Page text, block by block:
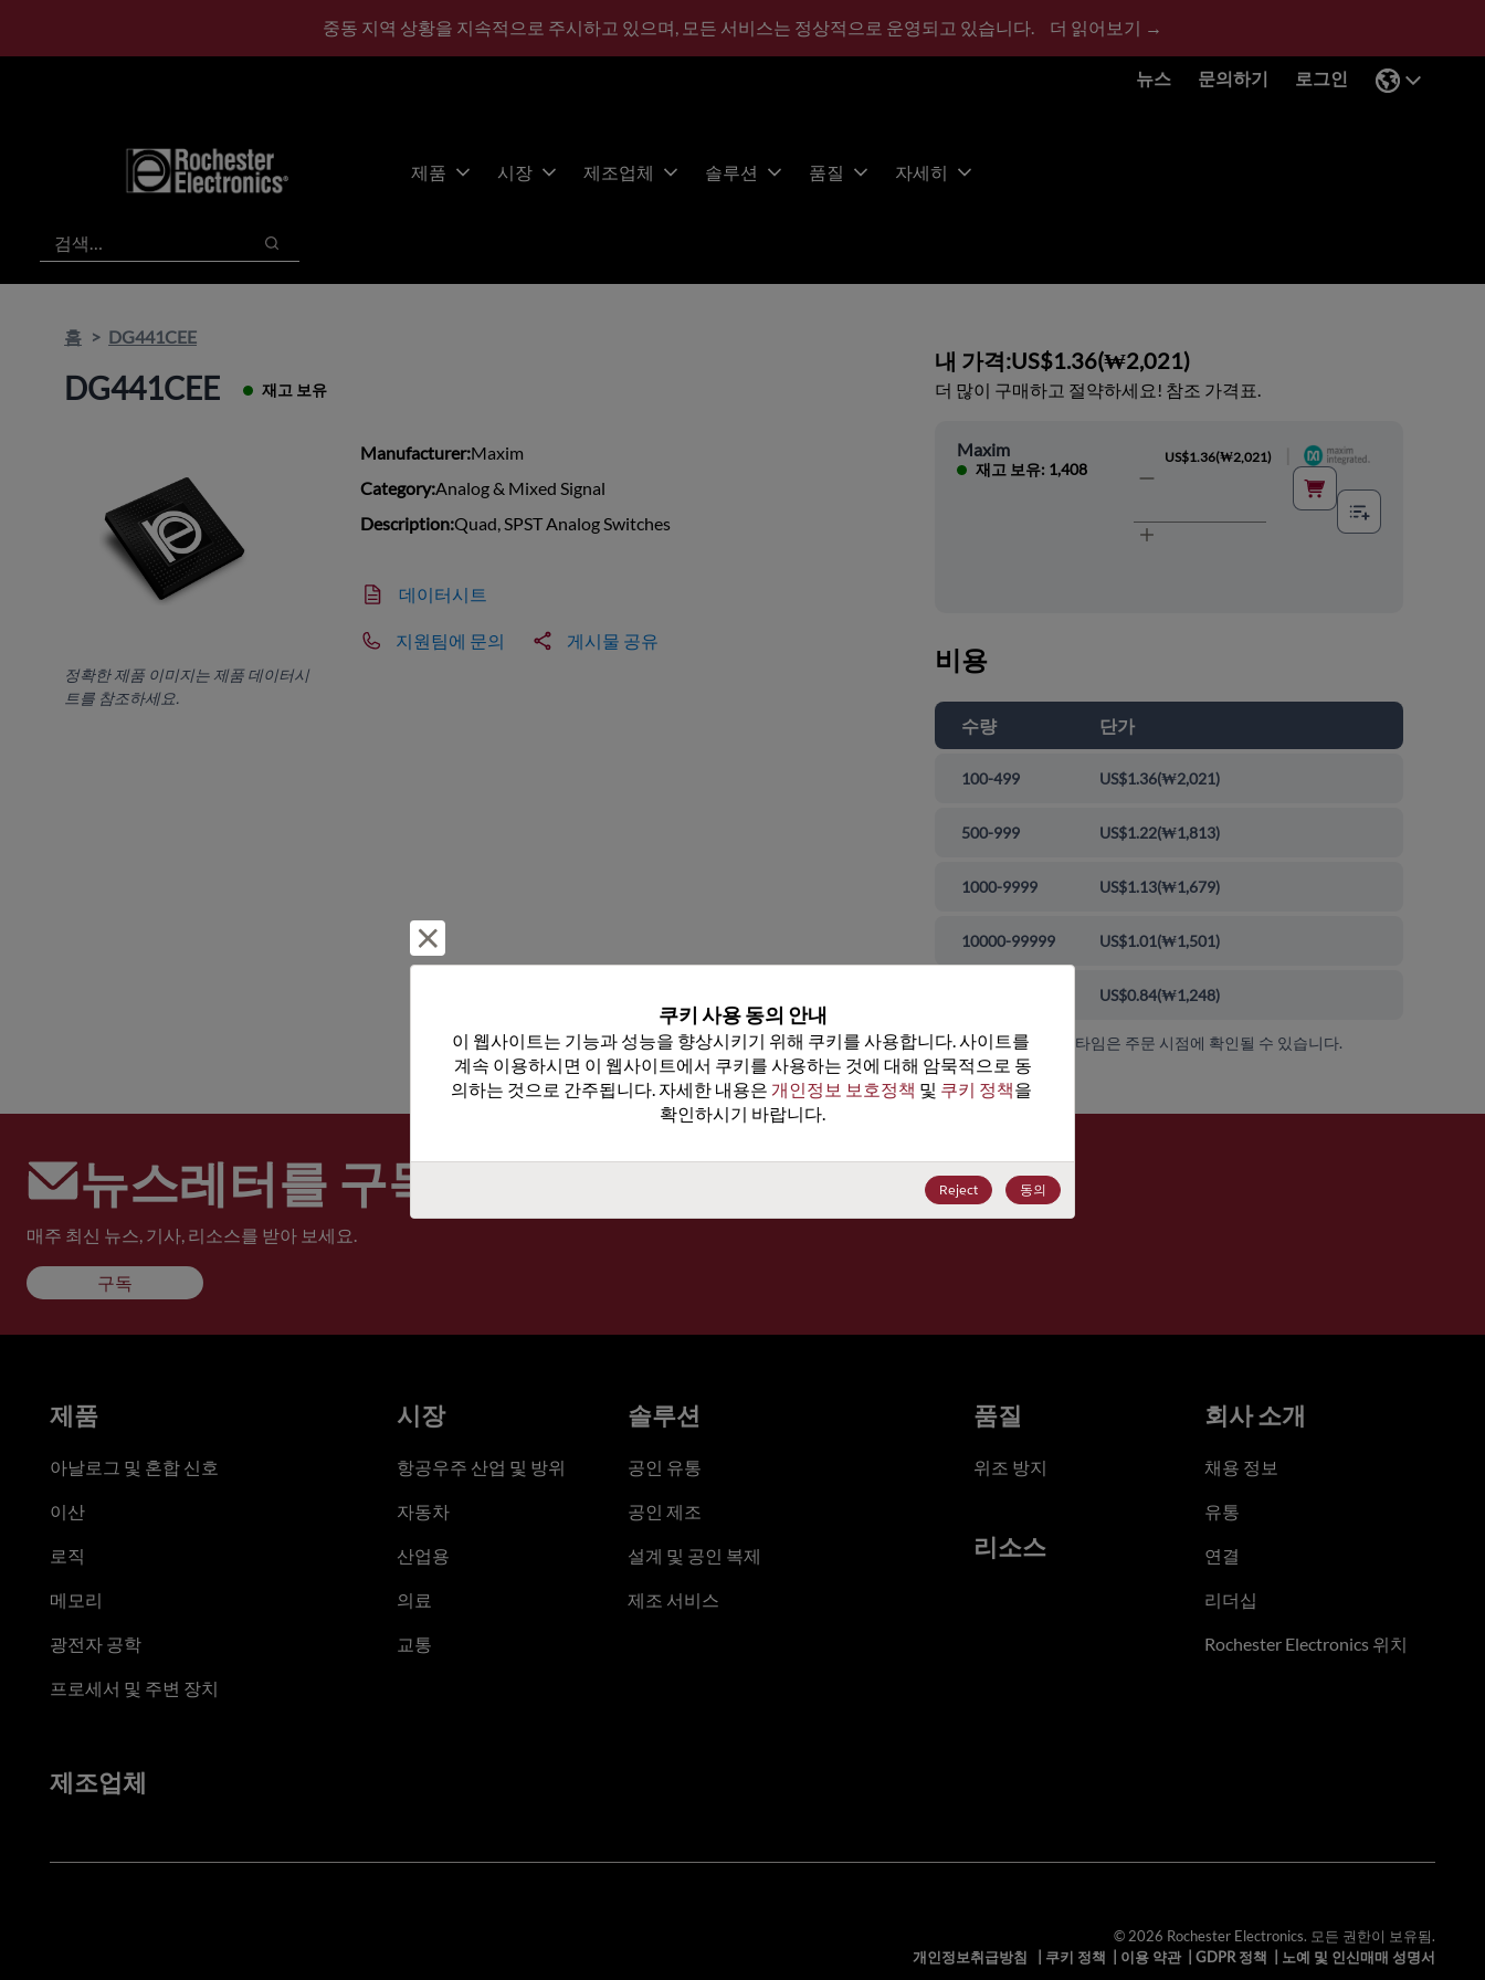
중동 지역 상황을 지속적으로 주시하고 있으며, 모든 서비스는 정상적으로 운영되고 있습니다. 더 읽어보기 →
뉴스 문의하기 로그인
제품 시장 제조업체 솔루션 품질 자세히
검색
검색
홈 DG441CEE
DG441CEE 재고 보유
정확한 제품 이미지는 제품 데이터시
트를 참조하세요.
Manufacturer:Maxim
Category:Analog & Mixed Signal
Description:Quad, SPST Analog Switches
데이터시트
지원팀에 문의 게시물 공유
내 가격:US$1.36(₩2,021)
더 많이 구매하고 절약하세요! 참조 가격표.
Maxim
재고 보유: 1,408
US$1.36(₩2,021)
비용
수량 단가
100-499 US$1.36(₩2,021)
500-999 US$1.22(₩1,813)
1000-9999 US$1.13(₩1,679)
10000-99999 US$1.01(₩1,501)
US$0.84(₩1,248)
가격, 가용성 및 리드 타임은 주문 시점에 확인될 수 있습니다.
뉴스레터를 구독하세요
매주 최신 뉴스, 기사, 리소스를 받아 보세요.
구독
쿠키 사용 동의 안내
이 웹사이트는 기능과 성능을 향상시키기 위해 쿠키를 사용합니다. 사이트를
계속 이용하시면 이 웹사이트에서 쿠키를 사용하는 것에 대해 암묵적으로 동
의하는 것으로 간주됩니다. 자세한 내용은 개인정보 보호정책 및 쿠키 정책을
확인하시기 바랍니다.
Reject 동의
제품
아날로그 및 혼합 신호
이산
로직
메모리
광전자 공학
프로세서 및 주변 장치
시장
항공우주 산업 및 방위
자동차
산업용
의료
교통
솔루션
공인 유통
공인 제조
설계 및 공인 복제
제조 서비스
품질
위조 방지
리소스
회사 소개
채용 정보
유통
연결
리더십
Rochester Electronics 위치
제조업체
© 2026 Rochester Electronics. 모든 권한이 보유됨.
개인정보취급방침
쿠키 정책 이용 약관| GDPR 정책 노예 및 인신매매 성명서